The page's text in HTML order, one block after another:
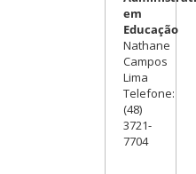
em
Educação
Nathane
Campos
Lima
Telefone:
(48)
3721-
7704